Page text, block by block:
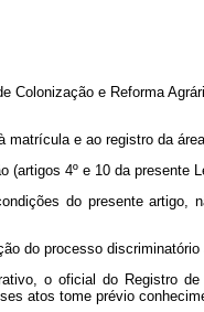
e Reforma
e ao registro da
4º e 10 da
do presente
do processo
o oficial do Registro
atos tome prévio